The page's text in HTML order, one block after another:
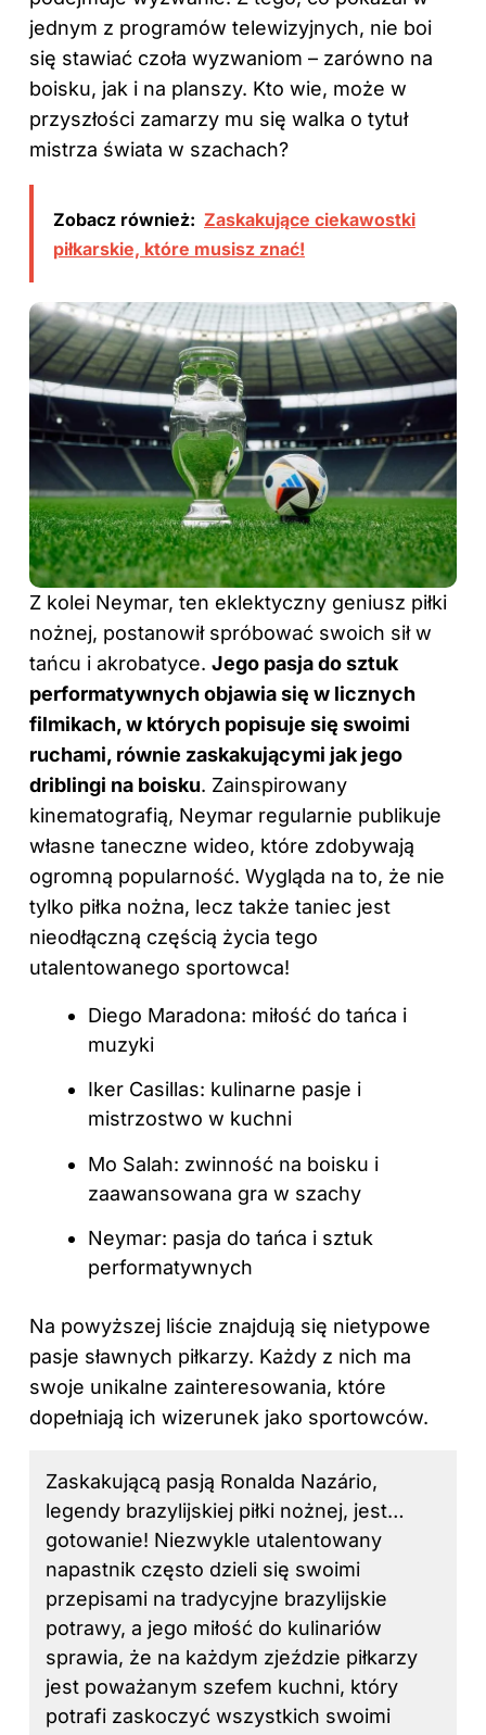
jednym z programów telewizyjnych, nie boi
się stawiać czoła wyzwaniom – zarówno na
boisku, jak i na planszy. Kto wie, może w
przyszłości zamarzy mu się walka o tytuł
mistrza świata w szachach?
Zobacz również: Zaskakujące ciekawostki
piłkarskie, które musisz znać!
Z kolei Neymar, ten eklektyczny geniusz piłki
nożnej, postanowił spróbować swoich sił w
tańcu i akrobatyce. Jego pasja do sztuk
performatywnych objawia się w licznych
filmikach, w których popisuje się swoimi
ruchami, równie zaskakującymi jak jego
driblingi na boisku. Zainspirowany
kinematografią, Neymar regularnie publikuje
własne taneczne wideo, które zdobywają
ogromną popularność. Wygląda na to, że nie
tylko piłka nożna, lecz także taniec jest
nieodłączną częścią życia tego
utalentowanego sportowca!
Diego Maradona: miłość do tańca i
muzyki
Iker Casillas: kulinarne pasje i
mistrzostwo w kuchni
Mo Salah: zwinność na boisku i
zaawansowana gra w szachy
Neymar: pasja do tańca i sztuk
performatywnych
Na powyższej liście znajdują się nietypowe
pasje sławnych piłkarzy. Każdy z nich ma
swoje unikalne zainteresowania, które
dopełniają ich wizerunek jako sportowców.
Zaskakującą pasją Ronalda Nazário,
legendy brazylijskiej piłki nożnej, jest…
gotowanie! Niezwykle utalentowany
napastnik często dzieli się swoimi
przepisami na tradycyjne brazylijskie
potrawy, a jego miłość do kulinariów
sprawia, że na każdym zjeździe piłkarzy
jest poważanym szefem kuchni, który
potrafi zaskoczyć wszystkich swoimi